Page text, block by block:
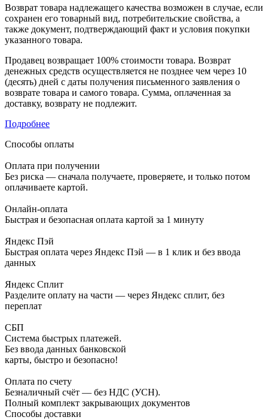
Возврат товара надлежащего качества возможен в случае, если
сохранен его товарный вид, потребительские свойства, а
также документ, подтверждающий факт и условия покупки
указанного товара.
Продавец возвращает 100% стоимости товара. Возврат
денежных средств осуществляется не позднее чем через 10
(десять) дней с даты получения письменного заявления о
возврате товара и самого товара. Сумма, оплаченная за
доставку, возврату не подлежит.
Подробнее
Способы оплаты
Оплата при получении
Без риска — сначала получаете, проверяете, и только потом
оплачиваете картой.
Онлайн-оплата
Быстрая и безопасная оплата картой за 1 минуту
Яндекс Пэй
Быстрая оплата через Яндекс Пэй — в 1 клик и без ввода
данных
Яндекс Сплит
Разделите оплату на части — через Яндекс сплит, без
переплат
СБП
Система быстрых платежей.
Без ввода данных банковской
карты, быстро и безопасно!
Оплата по счету
Безналичный счёт — без НДС (УСН).
Полный комплект закрывающих документов
Способы доставки